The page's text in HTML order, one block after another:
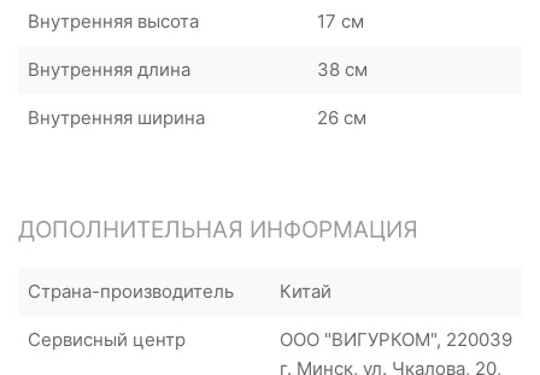
Внутренняя высота 17 см
Внутренняя длина 38 см
Внутренняя ширина 26 см
ДОПОЛНИТЕЛЬНАЯ ИНФОРМАЦИЯ
Страна-производитель Китай
Сервисный центр
ООО "ВИГУРКОМ", 220039
г. Минск, ул. Чкалова, 20,